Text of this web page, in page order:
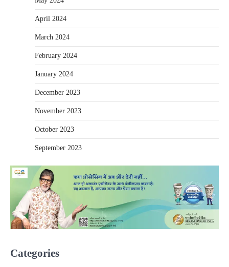
April 2024
March 2024
February 2024
January 2024
December 2023
November 2023
October 2023
September 2023
Categories